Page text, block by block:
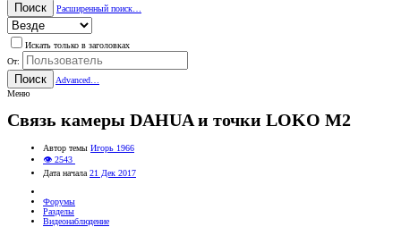
Поиск Расширенный поиск…
Искать только в заголовках
От:
Поиск
Advanced…
Меню
Связь камеры DAHUA и точки LOKO M2
Автор темы Игорь 1966
👁 2543
Дата начала 21 Дек 2017
Форумы
Разделы
Видеонаблюдение